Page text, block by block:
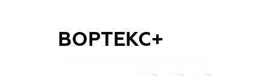
ВОРТЕКС+